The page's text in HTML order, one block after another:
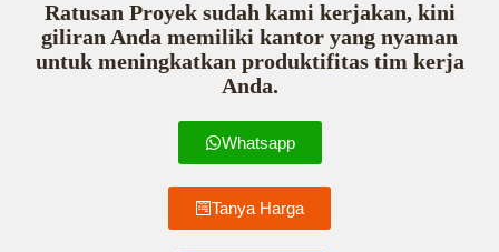
Ratusan Proyek sudah kami kerjakan, kini
giliran Anda memiliki kantor yang nyaman
untuk meningkatkan produktifitas tim kerja
Anda.
Whatsapp
Tanya Harga